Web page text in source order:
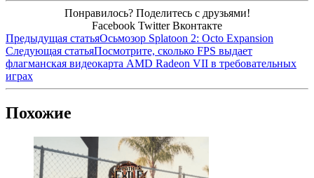
Понравилось? Поделитесь с друзьями!
Facebook Twitter Вконтакте
Предыдущая статьяОсьмозор Splatoon 2: Octo Expansion
Следующая статьяПосмотрите, сколько FPS выдает
флагманская видеокарта AMD Radeon VII в требовательных
играх
Похожие